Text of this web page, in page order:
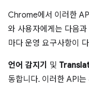
Chrome에서 이러한
와 사용자에게는 다음
마다 운영 요구사항이
언어 감지기 및
동합니다. 이러한 API